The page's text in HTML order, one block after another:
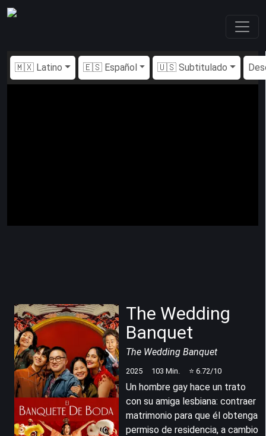
🇲🇽 Latino 🇪🇸 Español 🇺🇸 Subtitulado
The Wedding
Banquet
The Wedding Banquet
2025 103 Min. ⭐ 6.72/10
Un hombre gay hace un trato
con su amiga lesbiana: contraer
matrimonio para que él obtenga
permiso de residencia, a cambio